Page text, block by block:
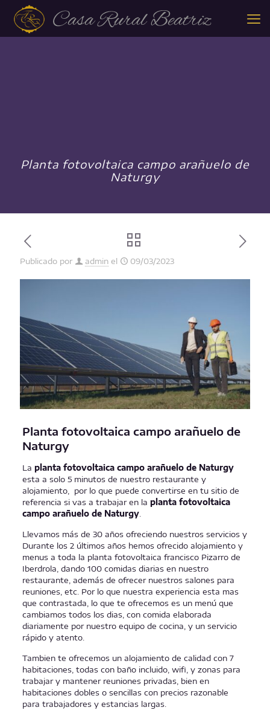
Planta fotovoltaica campo arañuelo de
Naturgy
Publicado por admin el 09/03/2023
Planta fotovoltaica campo arañuelo de
Naturgy
La planta fotovoltaica campo arañuelo de Naturgy
esta a solo 5 minutos de nuestro restaurante y
alojamiento, por lo que puede convertirse en tu sitio de
referencia si vas a trabajar en la planta fotovoltaica
campo arañuelo de Naturgy.
Llevamos más de 30 años ofreciendo nuestros servicios y
Durante los 2 últimos años hemos ofrecido alojamiento y
menus a toda la planta fotovoltaica francisco Pizarro de
Iberdrola, dando 100 comidas diarias en nuestro
restaurante, además de ofrecer nuestros salones para
reuniones, etc. Por lo que nuestra experiencia esta mas
que contrastada, lo que te ofrecemos es un menú que
cambiamos todos los dias, con comida elaborada
diariamente por nuestro equipo de cocina, y un servicio
rápido y atento.
Tambien te ofrecemos un alojamiento de calidad con 7
habitaciones, todas con baño incluido, wifi, y zonas para
trabajar y mantener reuniones privadas, bien en
habitaciones dobles o sencillas con precios razonable
para trabajadores y estancias largas.